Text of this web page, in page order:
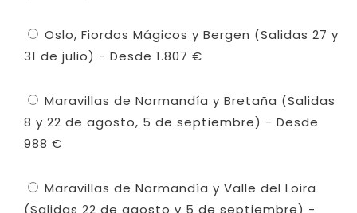
Oslo, Fiordos Mágicos y Bergen (Salidas 27 y
31 de julio) - Desde 1.807 €
Maravillas de Normandía y Bretaña (Salidas
8 y 22 de agosto, 5 de septiembre) - Desde
988 €
Maravillas de Normandía y Valle del Loira
(Salidas 22 de agosto y 5 de septiembre) -